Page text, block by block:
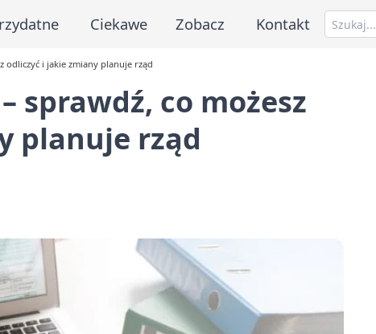
Ciekawe Zobacz Kontakt
odliczyć i jakie zmiany planuje rząd
sprawdź, co możesz
planuje rząd